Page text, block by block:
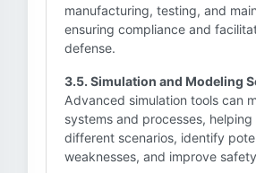
manufacturing, testing, and
ensuring compliance and
defense.
3.5. Simulation and Modeling
Advanced simulation tools can
systems and processes,
different scenarios, identify
weaknesses, and improve